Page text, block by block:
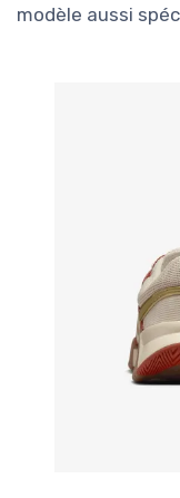
modèle aussi